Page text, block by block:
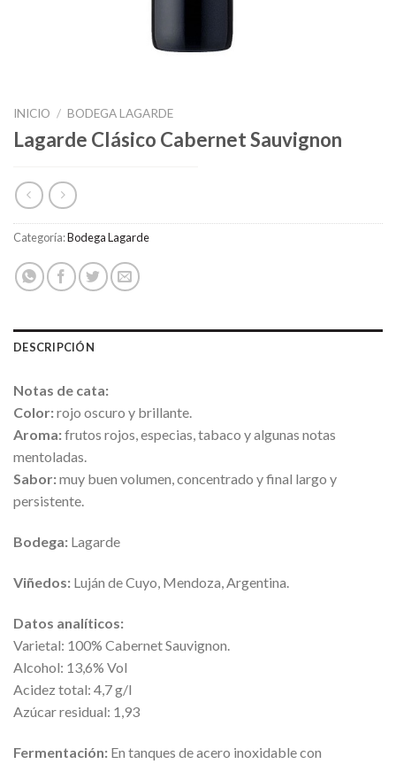
INICIO / BODEGA LAGARDE
Lagarde Clásico Cabernet Sauvignon
Categoría:Bodega Lagarde
DESCRIPCIÓN
Notas de cata:
Color:rojo oscuro y brillante.
Aroma:frutos rojos, especias, tabaco y algunas notas
mentoladas.
Sabor:muy buen volumen, concentrado y final largo y
persistente.
Bodega: Lagarde
Viñedos: Luján de Cuyo, Mendoza, Argentina.
Datos analíticos:
Varietal: 100% Cabernet Sauvignon.
Alcohol: 13,6% Vol
Acidez total: 4,7 g/l
Azúcar residual: 1,93
Fermentación: En tanques de acero inoxidable con